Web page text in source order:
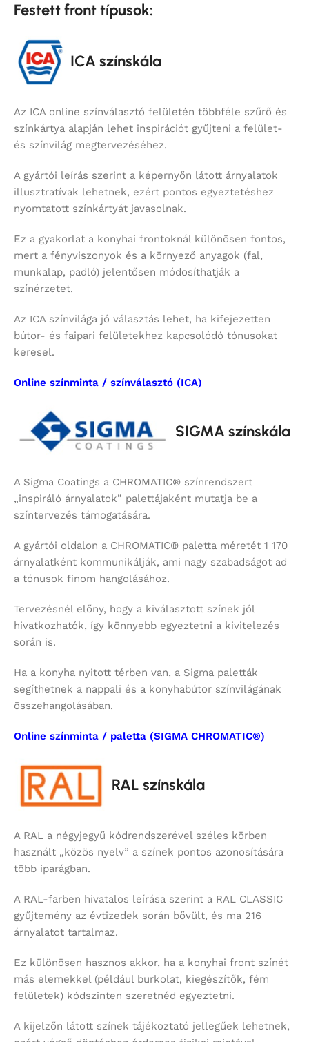
Festett front típusok:
ICA színskála
Az ICA online színválasztó felületén többféle szűrő és
színkártya alapján lehet inspirációt gyűjteni a felület-
és színvilág megtervezéséhez.
A gyártói leírás szerint a képernyőn látott árnyalatok
illusztratívak lehetnek, ezért pontos egyeztetéshez
nyomtatott színkártyát javasolnak.
Ez a gyakorlat a konyhai frontoknál különösen fontos,
mert a fényviszonyok és a környező anyagok (fal,
munkalap, padló) jelentősen módosíthatják a
színérzetet.
Az ICA színvilága jó választás lehet, ha kifejezetten
bútor- és faipari felületekhez kapcsolódó tónusokat
keresel.
Online színminta / színválasztó (ICA)
SIGMA színskála
A Sigma Coatings a CHROMATIC® színrendszert
„inspiráló árnyalatok” palettájaként mutatja be a
színtervezés támogatására.
A gyártói oldalon a CHROMATIC® paletta méretét 1 170
árnyalatként kommunikálják, ami nagy szabadságot ad
a tónusok finom hangolásához.
Tervezésnél előny, hogy a kiválasztott színek jól
hivatkozhatók, így könnyebb egyeztetni a kivitelezés
során is.
Ha a konyha nyitott térben van, a Sigma paletták
segíthetnek a nappali és a konyhabútor színvilágának
összehangolásában.
Online színminta / paletta (SIGMA CHROMATIC®)
RAL színskála
A RAL a négyjegyű kódrendszerével széles körben
használt „közös nyelv” a színek pontos azonosítására
több iparágban.
A RAL-farben hivatalos leírása szerint a RAL CLASSIC
gyűjtemény az évtizedek során bővült, és ma 216
árnyalatot tartalmaz.
Ez különösen hasznos akkor, ha a konyhai front színét
más elemekkel (például burkolat, kiegészítők, fém
felületek) kódszinten szeretnéd egyeztetni.
A kijelzőn látott színek tájékoztató jellegűek lehetnek,